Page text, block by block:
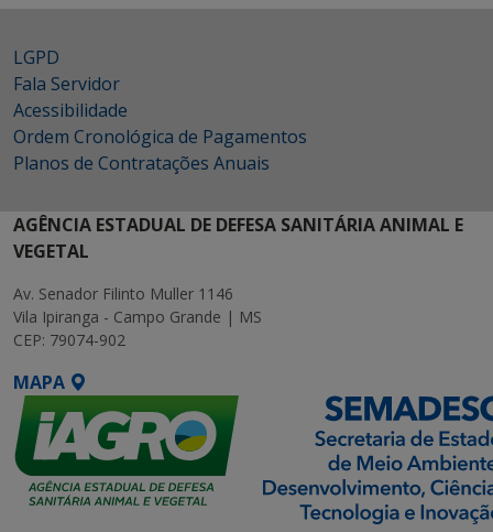
LGPD
Fala Servidor
Acessibilidade
Ordem Cronológica de Pagamentos
Planos de Contratações Anuais
AGÊNCIA ESTADUAL DE DEFESA SANITÁRIA ANIMAL E
VEGETAL
Av. Senador Filinto Muller 1146
Vila Ipiranga - Campo Grande | MS
CEP: 79074-902
MAPA